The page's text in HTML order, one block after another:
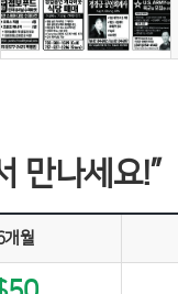
만나세요!”
개월